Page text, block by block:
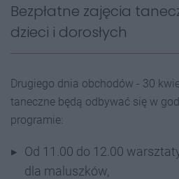
Bezpłatne zajęcia
dzieci i dorosłych
Drugiego dnia obchodów - 30
taneczne będą odbywać się w
programie:
Od 11.00 do 12.00
dla maluszków,